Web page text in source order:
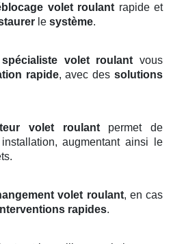
volet roulantrapide et
le système.
spécialiste volet roulantvous
rapide, avec dessolutions
volet roulantpermet de
augmentant ainsi le
volet roulant, en cas
rapides.